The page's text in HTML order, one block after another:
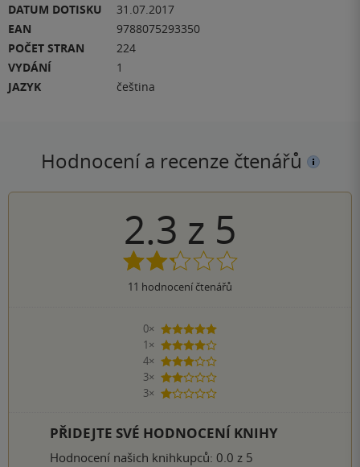
DATUM DOTISKU
31.07.2017
EAN
9788075293350
POČET STRAN
224
VYDÁNÍ
1
JAZYK
čeština
Hodnocení a recenze čtenářů
2.3 z 5
11 hodnocení čtenářů
0×
5 hvězdiček
1×
4 hvězdičky
4×
3 hvězdičky
3×
2 hvězdičky
3×
1 hvezdička
PŘIDEJTE SVÉ HODNOCENÍ KNIHY
Hodnocení našich knihkupců: 0.0 z 5